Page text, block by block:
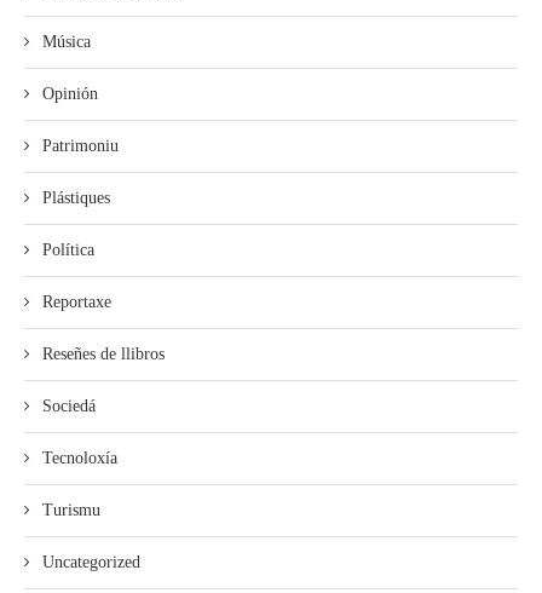
Música
Opinión
Patrimoniu
Plástiques
Política
Reportaxe
Reseñes de llibros
Sociedá
Tecnoloxía
Turismu
Uncategorized